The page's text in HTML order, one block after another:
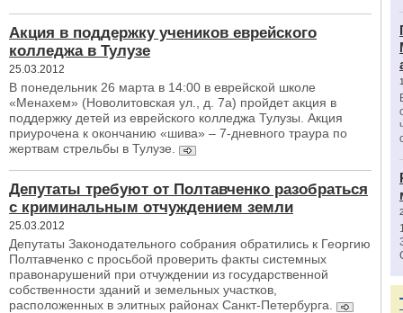
Акция в поддержку учеников еврейского
колледжа в Тулузе
25.03.2012
В понедельник 26 марта в 14:00 в еврейской школе
«Менахем» (Новолитовская ул., д. 7а) пройдет акция в
поддержку детей из еврейского колледжа Тулузы. Акция
приурочена к окончанию «шива» – 7-дневного траура по
жертвам стрельбы в Тулузе.
Депутаты требуют от Полтавченко разобраться
с криминальным отчуждением земли
25.03.2012
Депутаты Законодательного собрания обратились к Георгию
Полтавченко с просьбой проверить факты системных
правонарушений при отчуждении из государственной
собственности зданий и земельных участков,
расположенных в элитных районах Санкт-Петербурга.